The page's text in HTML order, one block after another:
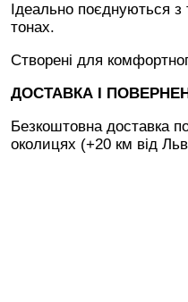
Ідеально поєднуються з
тонах.
Створені для
ДОСТАВКА І
Безкоштовна доставка
околицях (+20 км від